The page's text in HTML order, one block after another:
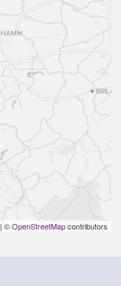
| ©OpenStreetMapcontributors